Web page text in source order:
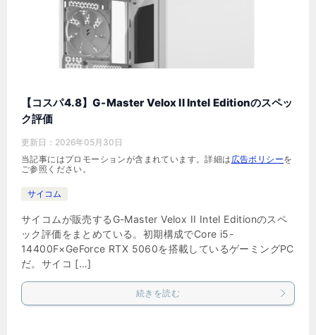
【コスパ4.8】G-Master Velox II Intel Editionのスペッ
ク評価
更新日： 2026年05月30日
当記事にはプロモーションが含まれています。詳細は 広告ポリシーを
ご参照ください。
サイコム
サイコムが販売するG-Master Velox II Intel Editionのスペ
ック評価をまとめている。初期構成でCore i5-
14400F×GeForce RTX 5060を搭載しているゲーミングPC
だ。サイコ […]
続きを読む